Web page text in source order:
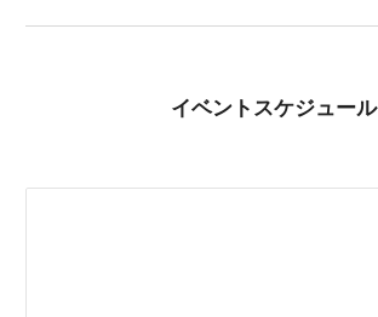
イベントスケジュール